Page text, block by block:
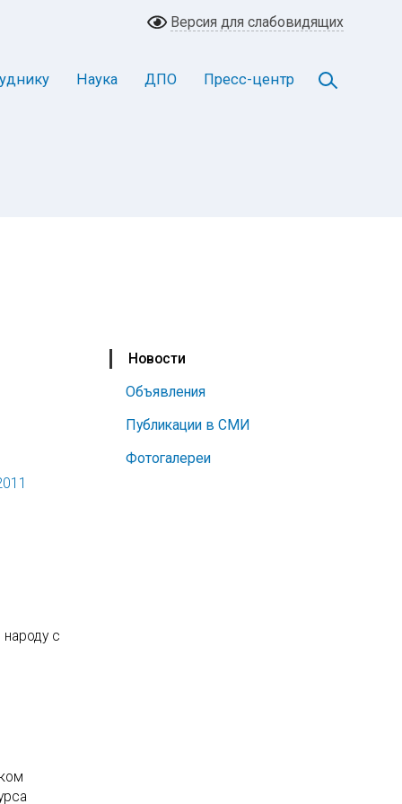
Версия для слабовидящих
Наука ДПО Пресс-центр
Новости
Объявления
Публикации в СМИ
Фотогалереи
с